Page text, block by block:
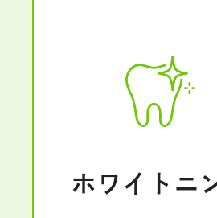
ホワイトニ